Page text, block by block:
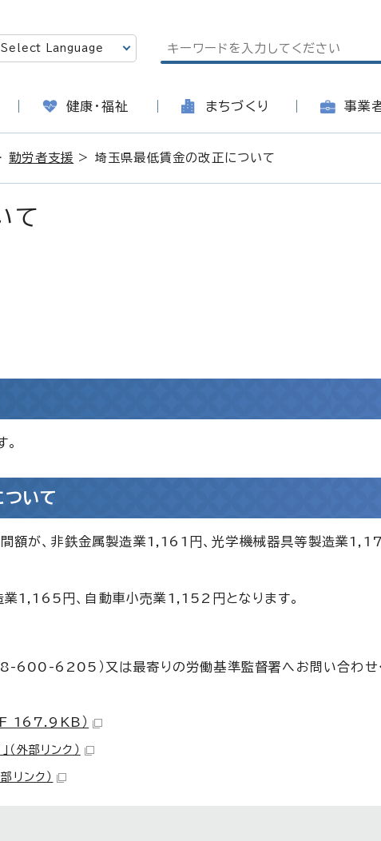
健康・福祉 まちづくり 事業
勤労者支援 > 埼玉県最低賃金の改正について
て
ついて
額が、非鉄金属製造業1,161円、光学機械器具等製造業
1,165円、自動車小売業1,152円となります。
600-6205）又は最寄りの労働基準監督署へお問い合わせ
167.9KB）
（外部リンク）
部リンク）